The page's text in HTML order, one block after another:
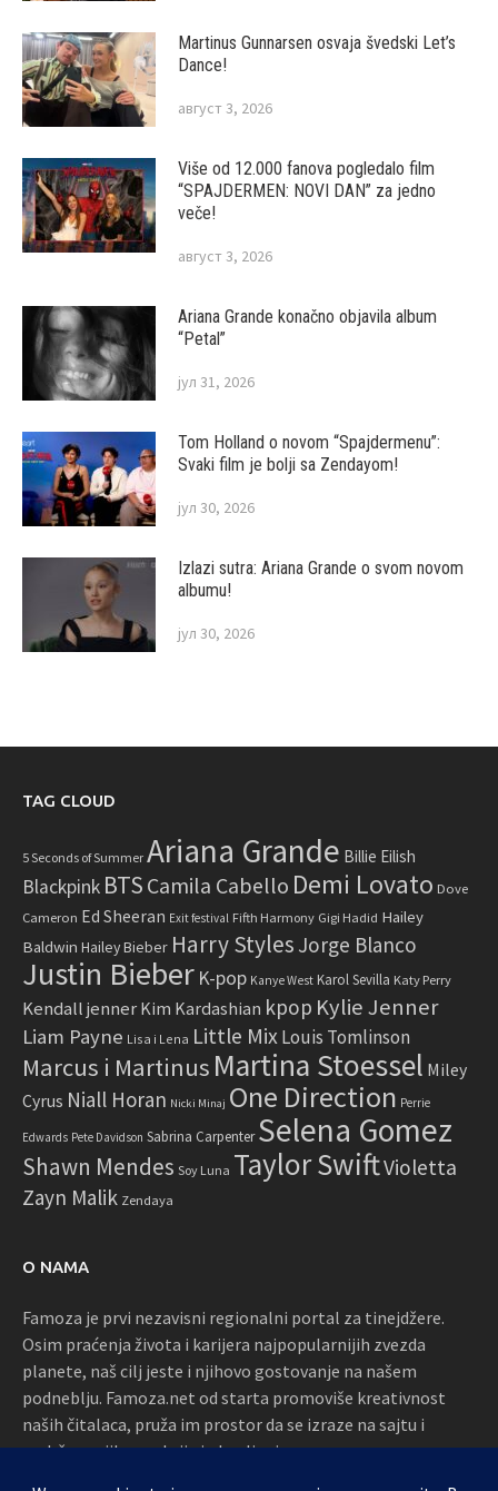
Martinus Gunnarsen osvaja švedski Let’s
Dance!
август 3, 2026
Više od 12.000 fanova pogledalo film
“SPAJDERMEN: NOVI DAN” za jedno
veče!
август 3, 2026
Ariana Grande konačno objavila album
“Petal”
јул 31, 2026
Tom Holland o novom “Spajdermenu”:
Svaki film je bolji sa Zendayom!
јул 30, 2026
Izlazi sutra: Ariana Grande o svom novom
albumu!
јул 30, 2026
TAG CLOUD
5 Seconds of Summer Ariana Grande Billie Eilish
Blackpink BTS Camila Cabello Demi Lovato Dove
Cameron Ed Sheeran Exit festival Fifth Harmony Gigi Hadid Hailey
Baldwin Hailey Bieber Harry Styles Jorge Blanco
Justin Bieber K-pop Kanye West Karol Sevilla Katy Perry
Kendall jenner Kim Kardashian kpop Kylie Jenner
Liam Payne Lisa i Lena Little Mix Louis Tomlinson
Marcus i Martinus Martina Stoessel Miley
Cyrus Niall Horan Nicki Minaj One Direction Perrie
Edwards Pete Davidson Sabrina Carpenter Selena Gomez
Shawn Mendes Soy Luna Taylor SwiftVioletta
Zayn Malik Zendaya
O NAMA
Famoza je prvi nezavisni regionalni portal za tinejdžere.
Osim praćenja života i karijera najpopularnijih zvezda
planete, naš cilj jeste i njihovo gostovanje na našem
podneblju. Famoza.net od starta promoviše kreativnost
naših čitalaca, pruža im prostor da se izraze na sajtu i
podržava njihove akcije i okupljanja